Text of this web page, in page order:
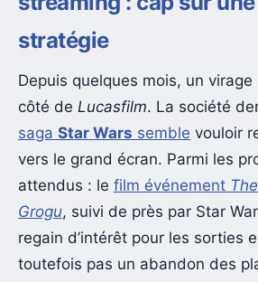
stratégie
Depuis quelques mois, un
côté de Lucasfilm. La société
saga Star Wars semble vouloir
vers le grand écran. Parmi les
attendus : le film événement
Grogu, suivi de près par Star
regain d’intérêt pour les sorties
toutefois pas un abandon des